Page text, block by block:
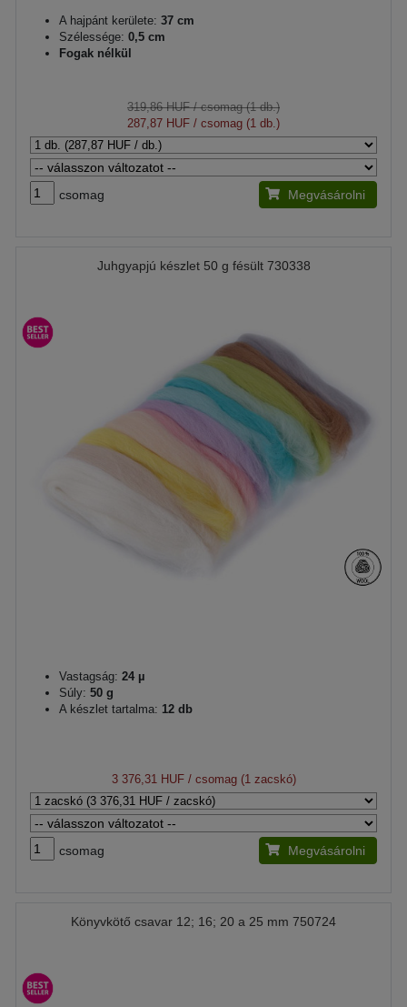
A hajpánt kerülete: 37 cm
Szélessége: 0,5 cm
Fogak nélkül
319,86 HUF/ csomag (1 db.)
287,87 HUF / csomag (1 db.)
csomag Megvásárolni
Juhgyapjú készlet 50 g fésült 730338
Vastagság: 24 µ
Súly: 50 g
A készlet tartalma: 12 db
3 376,31 HUF/ csomag (1 zacskó)
csomag Megvásárolni
Könyvkötő csavar 12; 16; 20 a 25 mm 750724